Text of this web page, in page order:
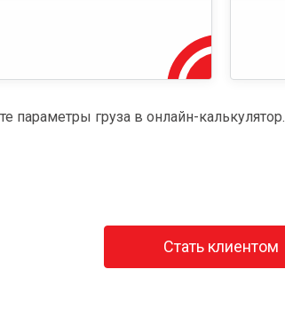
параметры груза в онлайн-калькулятор.
Стать клиентом